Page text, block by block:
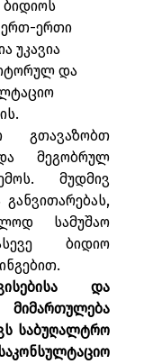
ერთი
უკავია
და
გთავაზობთ
მეგობრულ
მუდმივ
სამუშაო
ბიდიო
და
მიმართულება
საბუღალტრო